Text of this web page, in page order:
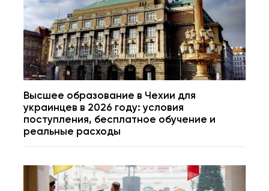
Высшее образование в Чехии для
украинцев в 2026 году: условия
поступления, бесплатное обучение и
реальные расходы